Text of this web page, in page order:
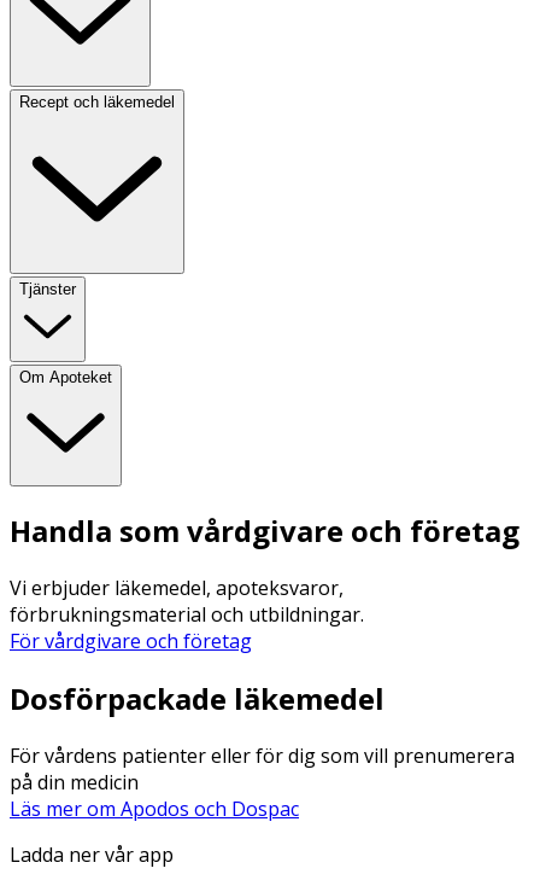
Recept och läkemedel
Tjänster
Om Apoteket
Handla som vårdgivare och företag
Vi erbjuder läkemedel, apoteksvaror,
förbrukningsmaterial och utbildningar.
För vårdgivare och företag
Dosförpackade läkemedel
För vårdens patienter eller för dig som vill prenumerera
på din medicin
Läs mer om Apodos och Dospac
Ladda ner vår app